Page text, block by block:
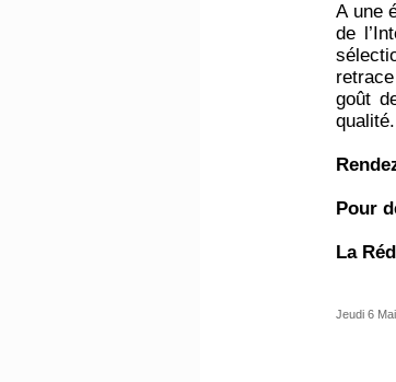
A une
de
goût
qualité.
Pour
La
Jeudi 6